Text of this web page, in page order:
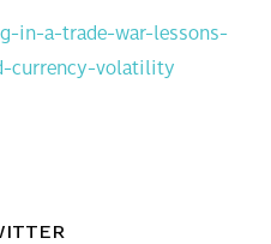
in-a-trade-war-lessons-
currency-volatility